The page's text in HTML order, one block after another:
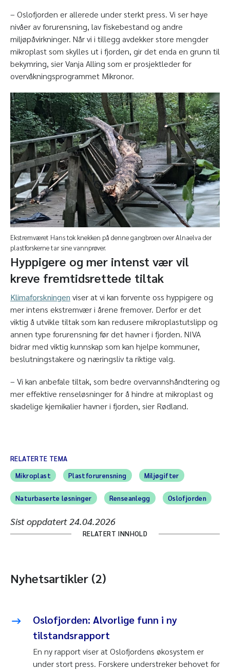
– Oslofjorden er allerede under sterkt press. Vi ser høye
nivåer av forurensning, lav fiskebestand og andre
miljøpåvirkninger. Når vi i tillegg avdekker store mengder
mikroplast som skylles ut i fjorden, gir det enda en grunn til
bekymring, sier Vanja Alling som er prosjektleder for
overvåkningsprogrammet Mikronor.
Ekstremværet Hans tok knekken på denne gangbroen over Alnaelva der
plastforskerne tar sine vannprøver.
Hyppigere og mer intenst vær vil
kreve fremtidsrettede tiltak
Klimaforskningen viser at vi kan forvente oss hyppigere og
mer intens ekstremvær i årene fremover. Derfor er det
viktig å utvikle tiltak som kan redusere mikroplastutslipp og
annen type forurensning før det havner i fjorden. NIVA
bidrar med viktig kunnskap som kan hjelpe kommuner,
beslutningstakere og næringsliv ta riktige valg.
– Vi kan anbefale tiltak, som bedre overvannshåndtering og
mer effektive renseløsninger for å hindre at mikroplast og
skadelige kjemikalier havner i fjorden, sier Rødland.
RELATERTE TEMA
Mikroplast
Plastforurensning Miljøgifter
Naturbaserte løsninger Renseanlegg Oslofjorden
Sist oppdatert24.04.2026
RELATERT INNHOLD
Nyhetsartikler (2)
Oslofjorden: Alvorlige funn i ny
tilstandsrapport
En ny rapport viser at Oslofjordens økosystem er
under stort press. Forskere understreker behovet for